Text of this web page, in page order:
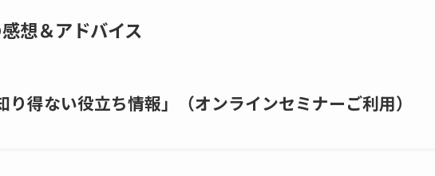
想＆アドバイス
り得ない役立ち情報」（オンラインセミナーご利用）